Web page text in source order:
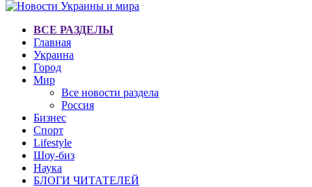
ВСЕ РАЗДЕЛЫ
Главная
Украина
Город
Мир
Все новости раздела
Россия
Бизнес
Спорт
Lifestyle
Шоу-биз
Наука
БЛОГИ ЧИТАТЕЛЕЙ